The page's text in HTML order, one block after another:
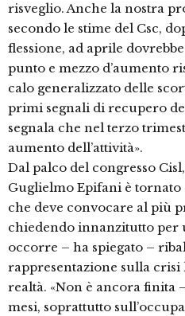
risveglio. Anche la nostra
secondo le stime del Csc,
flessione, ad aprile
punto e mezzo d’aumento
calo generalizzato delle
primi segnali di recupero
segnala che nel terzo
aumento dell’attività».
Dal palco del congresso
Guglielmo Epifani è
che deve convocare al più
chiedendo innanzitutto per
occorre – ha spiegato –
rappresentazione sulla
realtà. «Non è ancora finita
mesi, soprattutto